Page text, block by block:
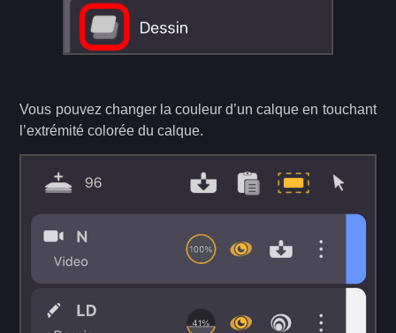
Vous pouvez changer la couleur d’un calque en touchant
l’extrémité colorée du calque.